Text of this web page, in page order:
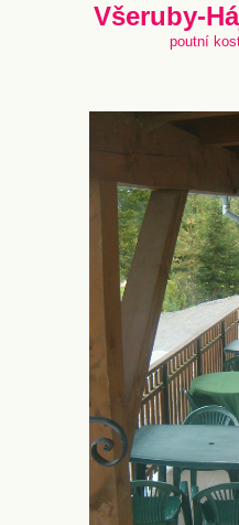
Všeruby-
poutní